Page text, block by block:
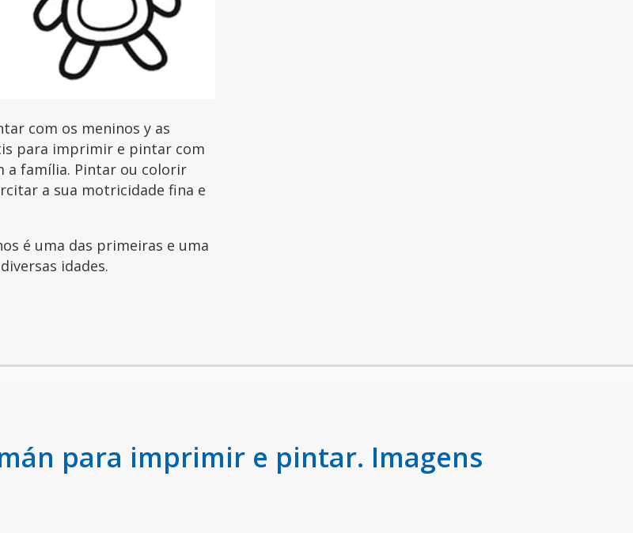
com os meninos y as
para imprimir e pintar com
a família. Pintar ou colorir
a sua motricidade fina e
é uma das primeiras e uma
idades.
para imprimir e pintar. Imagens